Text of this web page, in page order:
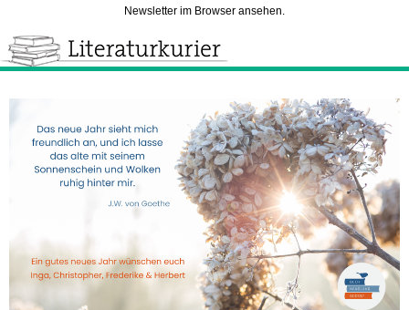
Newsletter im Browser ansehen.